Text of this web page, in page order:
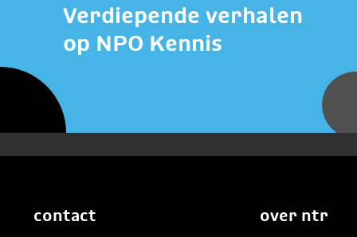
Verdiepende verhalen
op NPO Kennis
contact
over ntr